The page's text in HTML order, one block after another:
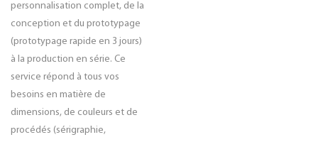
personnalisation complet, de la
conception et du prototypage
(prototypage rapide en 3 jours)
à la production en série. Ce
service répond à tous vos
besoins en matière de
dimensions, de couleurs et de
procédés (sérigraphie,